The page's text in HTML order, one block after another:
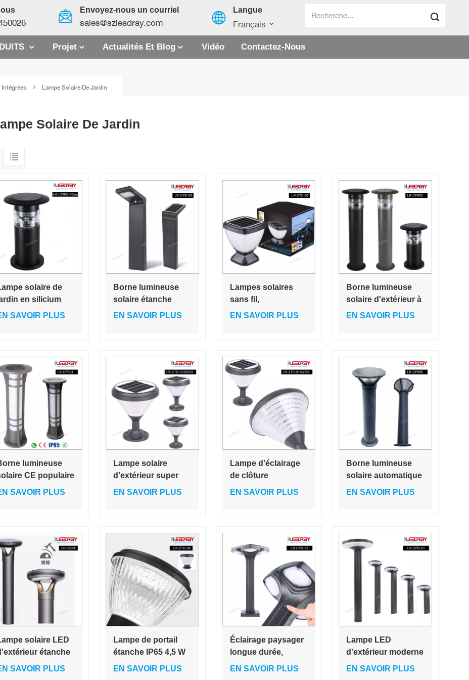
Envoyez-nous un courriel
sales@szleadray.com
Langue
Français
Projet Actualités Et Blog Vidéo Contactez-Nous
Lampe Solaire De Jardin
Solaire De Jardin
solaire de
en silicium
K, indice
IP65
SAVOIR PLUS
Borne lumineuse
solaire étanche
pour jardin, cour,
EN SAVOIR PLUS
Lampes solaires
sans fil,
automatiques, du
étanche IP65, haute
luminosité, pour
allée, couloir
EN SAVOIR PLUS
Borne lumineuse
solaire d'extérieur à
LED en aluminium
EN SAVOIR PLUS
lumineuse
CE populaire
extérieur de
écologique
SAVOIR PLUS
Lampe solaire
d'extérieur super
lumineuse en
EN SAVOIR PLUS
Lampe d'éclairage
de clôture
extérieure à LED,
éclairage de jardin à
énergie solaire
EN SAVOIR PLUS
Borne lumineuse
solaire automatique
en aluminium pour
corps en cristal de
verre
EN SAVOIR PLUS
solaire LED
étanche
pour allée,
SAVOIR PLUS
Lampe de portail
étanche IP65 4,5 W
à énergie solaire,
EN SAVOIR PLUS
Éclairage paysager
longue durée,
lampes solaires de
EN SAVOIR PLUS
Lampe LED
d'extérieur moderne
et étanche IP65,
EN SAVOIR PLUS